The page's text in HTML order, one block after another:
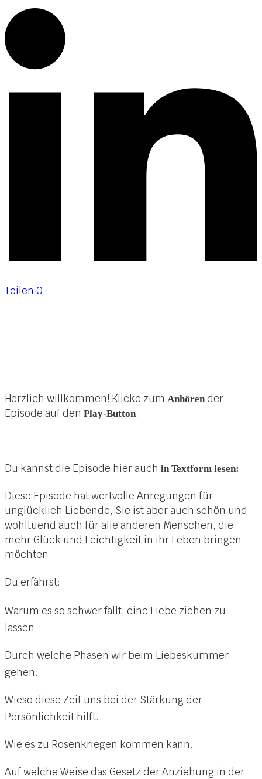
Teilen 0
Herzlich willkommen! Klicke zum Anhören der
Episode auf den Play-Button.
Du kannst die Episode hier auch in Textform lesen:
Diese Episode hat wertvolle Anregungen für
unglücklich Liebende, Sie ist aber auch schön und
wohltuend auch für alle anderen Menschen, die
mehr Glück und Leichtigkeit in ihr Leben bringen
möchten
Du erfährst:
Warum es so schwer fällt, eine Liebe ziehen zu
lassen.
Durch welche Phasen wir beim Liebeskummer
gehen.
Wieso diese Zeit uns bei der Stärkung der
Persönlichkeit hilft.
Wie es zu Rosenkriegen kommen kann.
Auf welche Weise das Gesetz der Anziehung in der